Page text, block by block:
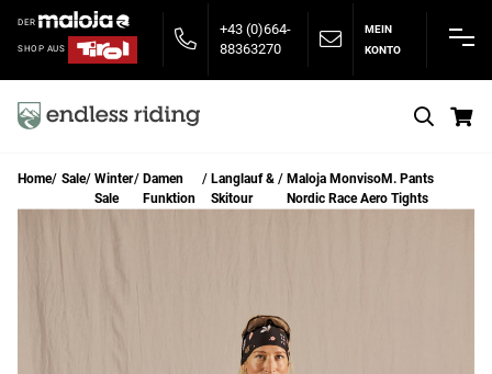
DER
SHOP AUS
+43 (0)664-
88363270
MEIN
KONTO
Home Sale
Winter
Sale
Damen
Funktion
Langlauf &
Skitour
Maloja MonvisoM. Pants
Nordic Race Aero Tights